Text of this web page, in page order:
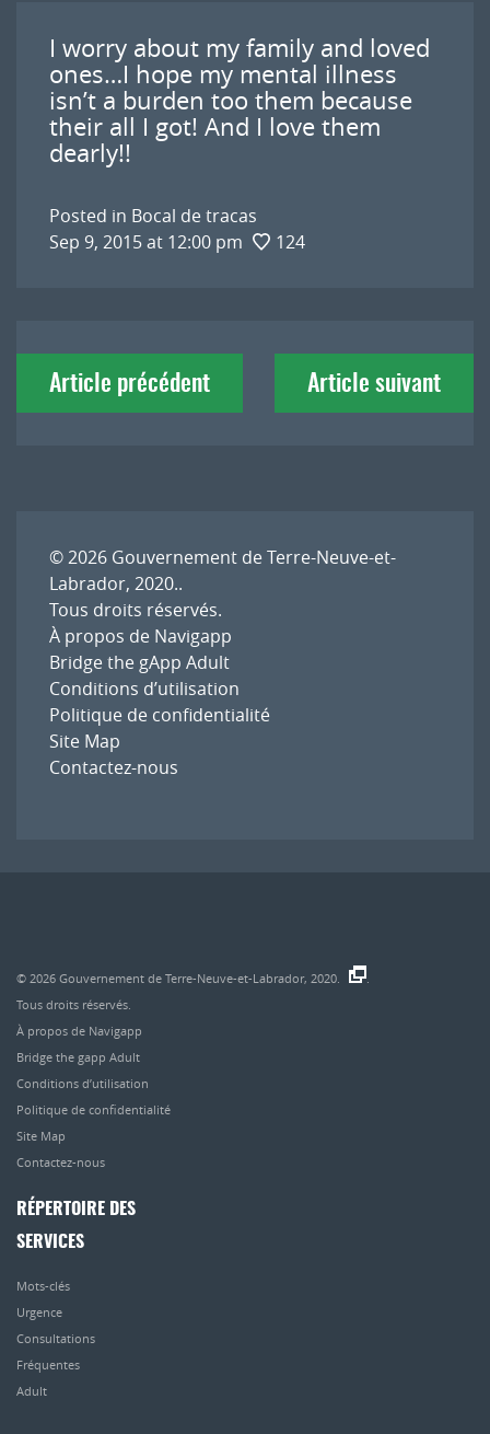
I worry about my family and loved
ones…I hope my mental illness
isn’t a burden too them because
their all I got! And I love them
dearly!!
Posted in Bocal de tracas
Sep 9, 2015 at 12:00 pm
124
Navigation
deArticle précédent Article suivant
© 2026 Gouvernement de Terre-Neuve-et-
Labrador, 2020..
Tous droits réservés.
À propos de Navigapp
Bridge the gApp Adult
Conditions d’utilisation
Politique de confidentialité
Site Map
Contactez-nous
© 2026 Gouvernement de Terre-Neuve-et-Labrador, 2020.
Tous droits réservés.
À propos de Navigapp
Bridge the gapp Adult
Conditions d’utilisation
Politique de confidentialité
Site Map
Contactez-nous
RÉPERTOIRE DES
SERVICES
Mots-clés
Urgence
Consultations
Fréquentes
Adult